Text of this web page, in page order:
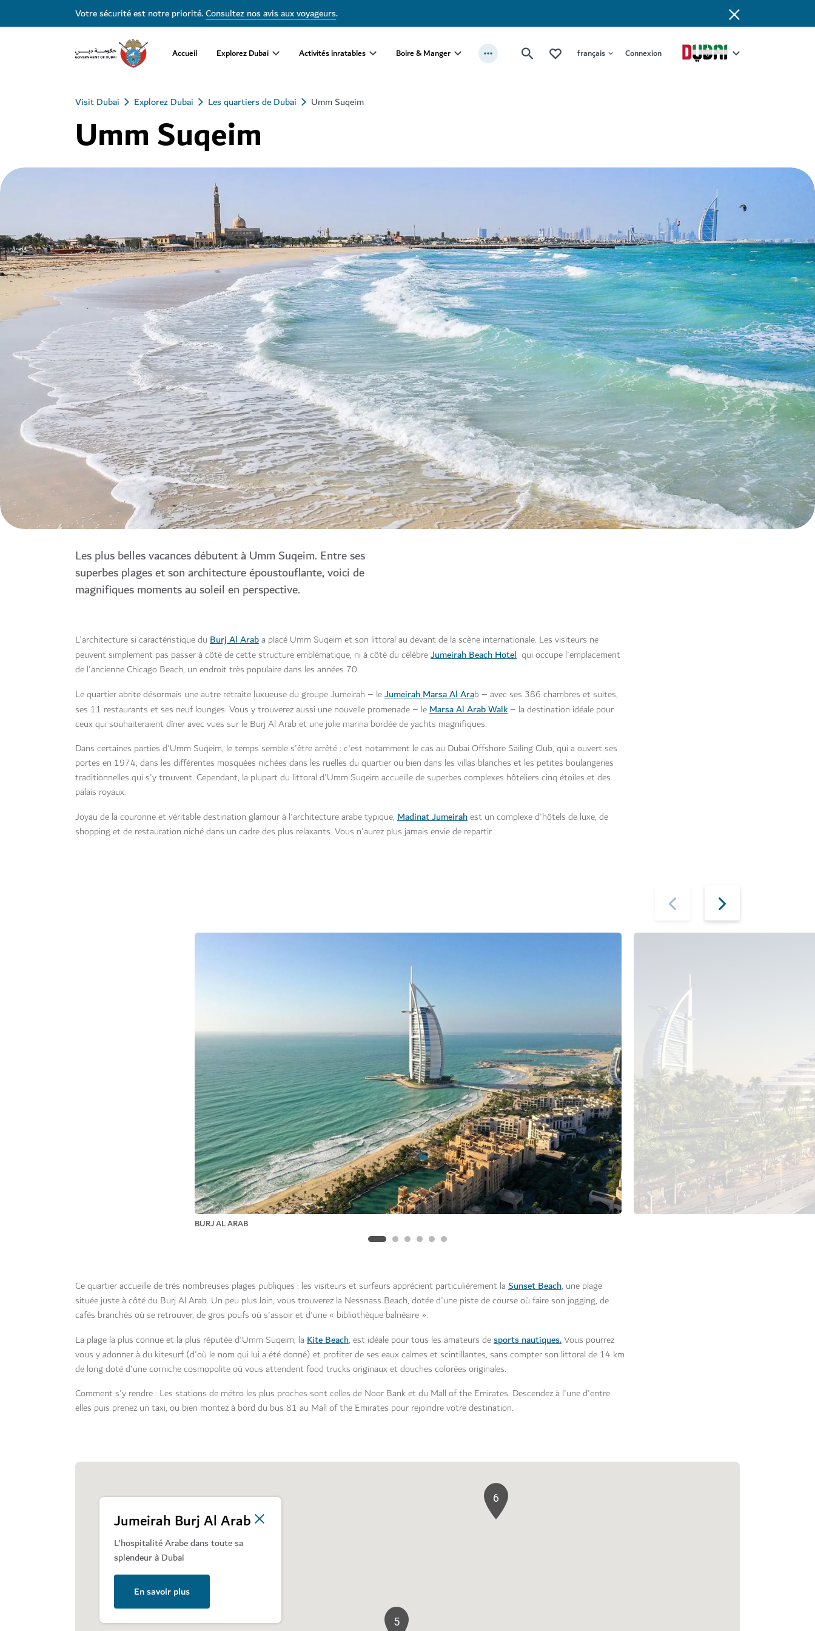
Votre sécurité est notre priorité.Consultez nos avis aux voyageurs.
Accueil Explorez Dubai Activités inratables Boire & Manger français Connexion
Visit Dubai Explorez Dubai Les quartiers de Dubai Umm Suqeim
Umm Suqeim
Les plus belles vacances débutent à Umm Suqeim. Entre ses
superbes plages et son architecture époustouflante, voici de
magnifiques moments au soleil en perspective.
L'architecture si caractéristique du Burj Al Araba placé Umm Suqeim et son littoral au devant de la scène internationale. Les visiteurs ne
peuvent simplement pas passer à côté de cette structure emblématique, ni à côté du célèbreJumeirah Beach Hotel qui occupe l'emplacement
de l'ancienne Chicago Beach, un endroit très populaire dans les années 70.
Le quartier abrite désormais une autre retraite luxueuse du groupe Jumeirah – leJumeirah Marsa Al Arab – avec ses 386 chambres et suites,
ses 11 restaurants et ses neuf lounges. Vous y trouverez aussi une nouvelle promenade – leMarsa Al Arab Walk – la destination idéale pour
ceux qui souhaiteraient dîner avec vues sur le Burj Al Arab et une jolie marina bordée de yachts magnifiques.
Dans certaines parties d'Umm Suqeim, le temps semble s'être arrêté : c'est notamment le cas au Dubai Offshore Sailing Club, qui a ouvert ses
portes en 1974, dans les différentes mosquées nichées dans les ruelles du quartier ou bien dans les villas blanches et les petites boulangeries
traditionnelles qui s'y trouvent. Cependant, la plupart du littoral d'Umm Suqeim accueille de superbes complexes hôteliers cinq étoiles et des
palais royaux.
Joyau de la couronne et véritable destination glamour à l'architecture arabe typique, Madinat Jumeirahest un complexe d'hôtels de luxe, de
shopping et de restauration niché dans un cadre des plus relaxants. Vous n'aurez plus jamais envie de repartir.
BURJ AL ARAB
Ce quartier accueille de très nombreuses plages publiques : les visiteurs et surfeurs apprécient particulièrement la Sunset Beach, une plage
située juste à côté du Burj Al Arab. Un peu plus loin, vous trouverez la Nessnass Beach, dotée d'une piste de course où faire son jogging, de
cafés branchés où se retrouver, de gros poufs où s'assoir et d'une « bibliothèque balnéaire ».
La plage la plus connue et la plus réputée d'Umm Suqeim, la Kite Beach, est idéale pour tous les amateurs desports nautiques.Vous pourrez
vous y adonner à du kitesurf (d'où le nom qui lui a été donné) et profiter de ses eaux calmes et scintillantes, sans compter son littoral de 14 km
de long doté d'une corniche cosmopolite où vous attendent food trucks originaux et douches colorées originales.
Comment s'y rendre : Les stations de métro les plus proches sont celles de Noor Bank et du Mall of the Emirates. Descendez à l'une d'entre
elles puis prenez un taxi, ou bien montez à bord du bus 81 au Mall of the Emirates pour rejoindre votre destination.
5
6
Jumeirah Burj Al Arab
L'hospitalité Arabe dans toute sa
splendeur à Dubai
En savoir plus